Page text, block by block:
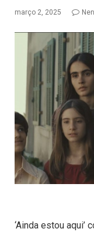
março 2, 2025
‘Ainda estou aqui’